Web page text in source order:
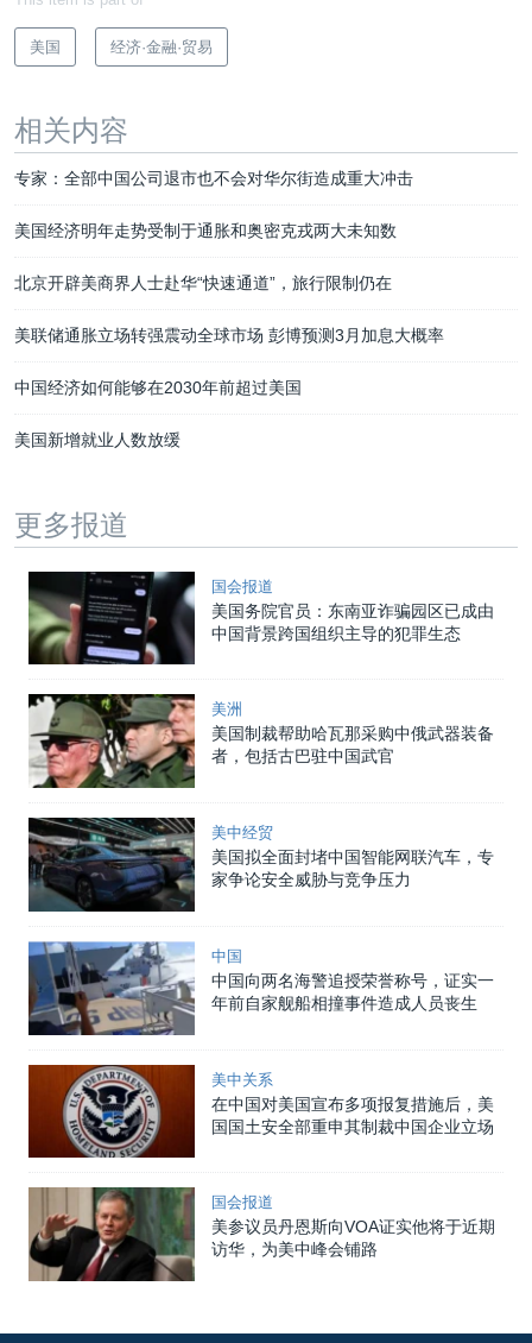
美国 经济·金融·贸易
相关内容
专家：全部中国公司退市也不会对华尔街造成重大冲击
美国经济明年走势受制于通胀和奥密克戎两大未知数
北京开辟美商界人士赴华“快速通道”，旅行限制仍在
美联储通胀立场转强震动全球市场 彭博预测3月加息大概率
中国经济如何能够在2030年前超过美国
美国新增就业人数放缓
更多报道
国会报道
美国务院官员：东南亚诈骗园区已成由
中国背景跨国组织主导的犯罪生态
美洲
美国制裁帮助哈瓦那采购中俄武器装备
者，包括古巴驻中国武官
美中经贸
美国拟全面封堵中国智能网联汽车，专
家争论安全威胁与竞争压力
中国
中国向两名海警追授荣誉称号，证实一
年前自家舰船相撞事件造成人员丧生
美中关系
在中国对美国宣布多项报复措施后，美
国国土安全部重申其制裁中国企业立场
国会报道
美参议员丹恩斯向VOA证实他将于近期
访华，为美中峰会铺路